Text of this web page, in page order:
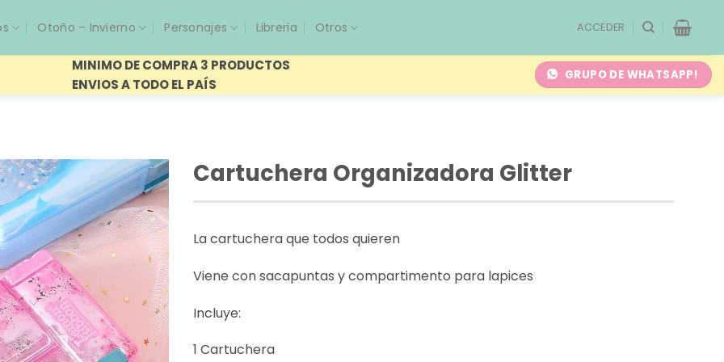
Otoño – Invierno Personajes Libreria Otros ACCEDER
MINIMO DE COMPRA 3 PRODUCTOS
ENVIOS A TODO EL PAÍS
GRUPO DE WHATSAPP!
Cartuchera Organizadora Glitter
La cartuchera que todos quieren
Viene con sacapuntas y compartimento para lapices
Incluye:
1 Cartuchera